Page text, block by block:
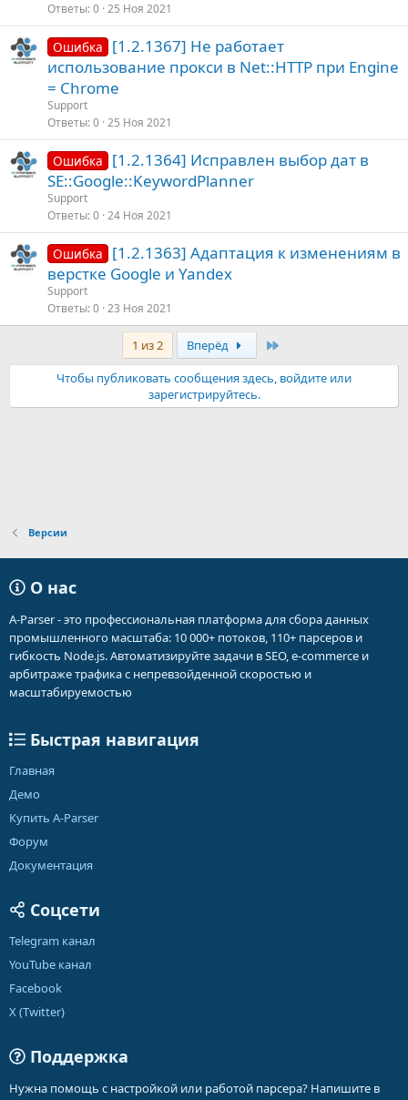
Ответы 0 25 Ноя 2021
Ошибка
[1.2.1367] Не работает
использование прокси в Net::HTTP при Engine
= Chrome
Support
Ответы 0 25 Ноя 2021
Ошибка
[1.2.1364] Исправлен выбор дат в
SE::Google::KeywordPlanner
Support
Ответы 0 24 Ноя 2021
Ошибка
[1.2.1363] Адаптация к изменениям в
верстке Google и Yandex
Support
Ответы 0 23 Ноя 2021
1 из 2 Вперёд
Чтобы публиковать сообщения здесь, войдите или
зарегистрируйтесь.
Версии
О нас
A-Parser - это профессиональная платформа для сбора данных
промышленного масштаба: 10 000+ потоков, 110+ парсеров и
гибкость Node.js. Автоматизируйте задачи в SEO, e-commerce и
арбитраже трафика с непревзойденной скоростью и
масштабируемостью
Быстрая навигация
Главная
Демо
Купить A-Parser
Форум
Документация
Соцсети
Telegram канал
YouTube канал
Facebook
X (Twitter)
Поддержка
Нужна помощь с настройкой или работой парсера? Напишите в